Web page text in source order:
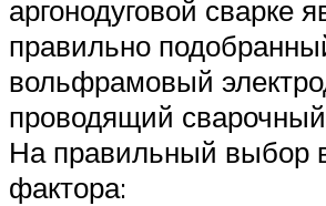
аргонодуговой сварке
правильно
вольфрамовый
проводящий сварочный
На правильный выбор
фактора: